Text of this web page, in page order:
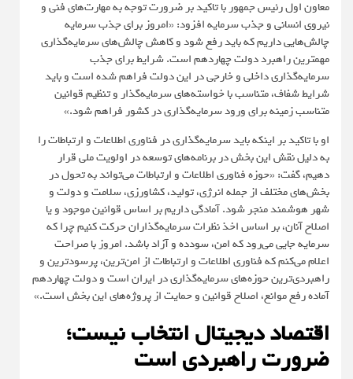
معاون اول رئیس جمهور با تاکید بر ضرورت توجه به مهارت‌های فنی و
نیروی انسانی و جذب سرمایه افزود: «امروز برای جذب سرمایه
چالش‌هایی داریم که باید رفع شود و کاهش چالش‌های سرمایه‌گذاری
مهمترین راهبرد دولت چهاردهم است. شرایط برای جذب
سرمایه‌گذاری داخلی و خارجی در این دولت فراهم شده است و باید
شرایط شفاف، متناسب با خواسته‌های سرمایه‌گذار و تنظیم قوانین
متناسب زمینه برای ورود سرمایه‌گذاری در کشور فراهم شود.»
او با تاکید بر اینکه باید سرمایه‌گذاری در فناوری اطلاعات و ارتباطات را
به دلیل نقش این بخش در برنامه‌های توسعه در اولویت ملی قرار
دهیم، گفت: «حوزه فناوری اطلاعات و ارتباطات می‌تواند به تحول در
بخش‌های مختلف از جمله انرژی، تولید، کشاورزی، سلامت و دولت و
شهر هوشمند منجر شود. آمادگی داریم بر اساس قوانین موجود و یا
اصلاح آنان، بر اساس اخذ نظرات سرمایه‌گذاران حرکت کنیم چرا که
سرمایه جایی می‌رود که امن، سودده و آزاد باشد. امروز با صراحت
اعلام می‌کنم که فناوری اطلاعات و ارتباطات از امن‌ترین، پرسودترین و
راهبردی‌ترین حوزه‌های سرمایه‌گذاری در ایران است و دولت چهاردهم
آماده رفع موانع، اصلاح قوانین و حمایت از پروژه‌های این بخش است.»
اقتصاد دیجیتال انتخاب نیست؛
ضرورت راهبردی است